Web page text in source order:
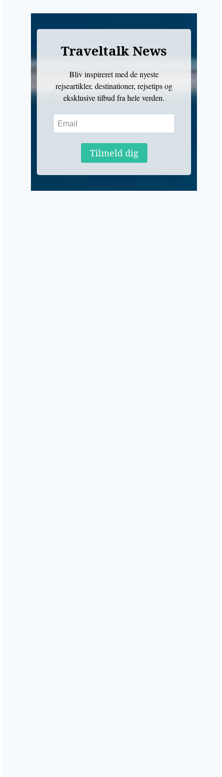
Traveltalk News
Bliv inspireret med de nyeste
rejseartikler, destinationer, rejsetips og
eksklusive tilbud fra hele verden.
Tilmeld dig